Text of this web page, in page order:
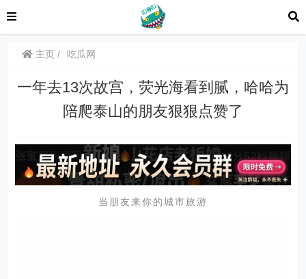
主页 吃瓜网
一年去13次故宫，荧光海看到腻，哈哈为
陪爬泰山的朋友狠狠点赞了
当朋友来你的城市旅游